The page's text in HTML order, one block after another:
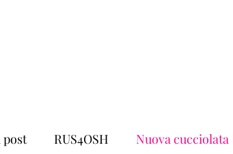
post RUS4OSH Nuova cucciolata